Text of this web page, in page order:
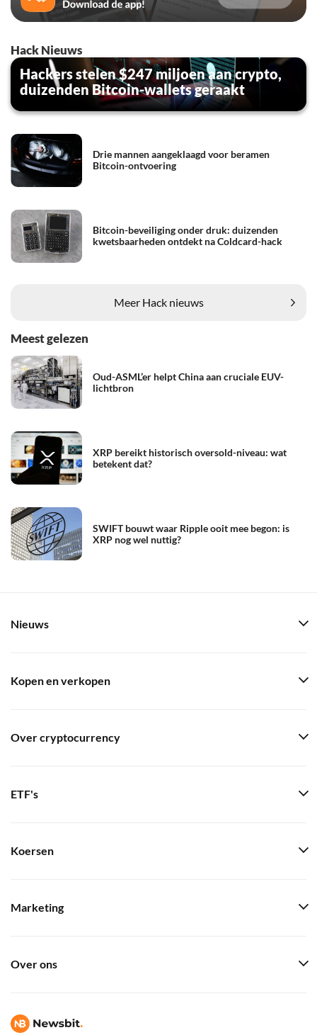
Hack Nieuws
Hackers stelen $247 miljoen aan crypto,
duizenden Bitcoin-wallets geraakt
Drie mannen aangeklaagd voor beramen
Bitcoin-ontvoering
Bitcoin-beveiliging onder druk: duizenden
kwetsbaarheden ontdekt na Coldcard-hack
Meer Hack nieuws
Meest gelezen
Oud-ASML’er helpt China aan cruciale EUV-
lichtbron
XRP bereikt historisch oversold-niveau: wat
betekent dat?
SWIFT bouwt waar Ripple ooit mee begon: is
XRP nog wel nuttig?
Nieuws
Kopen en verkopen
Over cryptocurrency
ETF's
Koersen
Marketing
Over ons